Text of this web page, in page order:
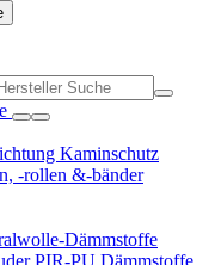
Kaminschutz
-rollen &-bänder
Dämmstoffe
PIR-PU Dämmstoffe